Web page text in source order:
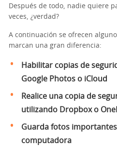
Después de todo, nadie quiere
veces, ¿verdad?
A continuación se ofrecen
marcan una gran diferencia:
Habilitar copias de
Google Photos o iCloud
Realice una copia de
utilizando Dropbox o
Guarda fotos
computadora